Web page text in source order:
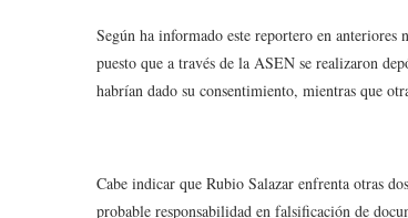
Según ha informado este reportero en
puesto que a través de la ASEN se realizaron
habrían dado su consentimiento, mientras que
Cabe indicar que Rubio Salazar enfrenta otras
probable responsabilidad en falsificación de